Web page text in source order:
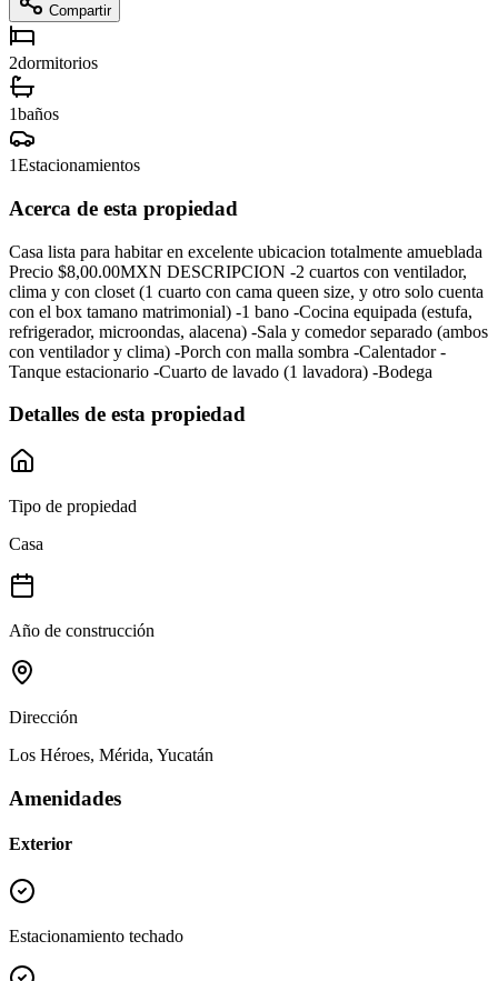
Compartir
2dormitorios
1baños
1Estacionamientos
Acerca de esta propiedad
Casa lista para habitar en excelente ubicacion totalmente amueblada
Precio $8,00.00MXN DESCRIPCION -2 cuartos con ventilador,
clima y con closet (1 cuarto con cama queen size, y otro solo cuenta
con el box tamano matrimonial) -1 bano -Cocina equipada (estufa,
refrigerador, microondas, alacena) -Sala y comedor separado (ambos
con ventilador y clima) -Porch con malla sombra -Calentador -
Tanque estacionario -Cuarto de lavado (1 lavadora) -Bodega
Detalles de esta propiedad
Tipo de propiedad
Casa
Año de construcción
Dirección
Los Héroes, Mérida, Yucatán
Amenidades
Exterior
Estacionamiento techado